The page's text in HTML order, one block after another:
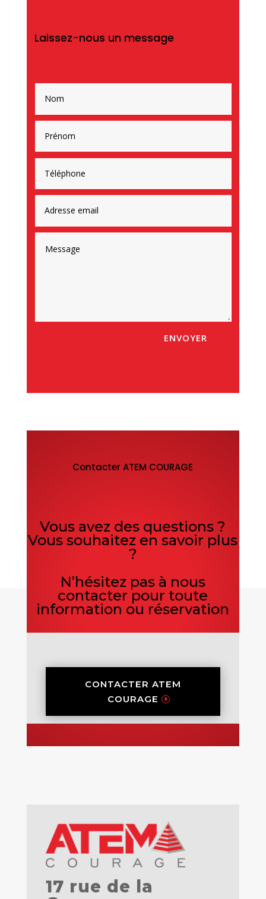
Laissez-nous un message
ENVOYER
Contacter ATEM COURAGE
Vous avez des questions ?
Vous souhaitez en savoir plus
?
N’hésitez pas à nous
contacter pour toute
information ou réservation
CONTACTER ATEM
COURAGE
17 rue de la